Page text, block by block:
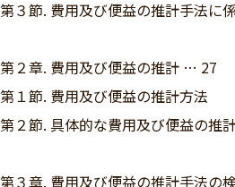
第３節. 費用及び便益の推計手法に
第２章. 費用及び便益の推計 … 27
第１節. 費用及び便益の推計方法
第２節. 具体的な費用及び便益の推
第３章. 費用及び便益の推計手法の